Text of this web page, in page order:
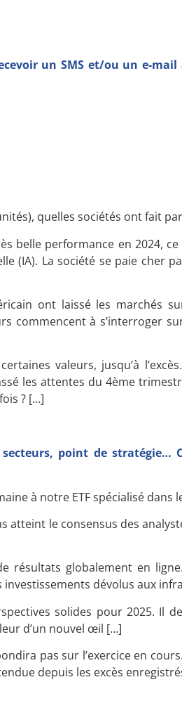
un SMS et/ou un e-
quelles sociétés ont fait
belle performance en 2024,
(IA). La société se paie cher
ont laissé les marchés
commencent à s’interroger
valeurs, jusqu’à
les attentes du 4ème
? […]
point de stratégie…
à notre ETF spécialisé
atteint le consensus des
résultats globalement en
dévolus aux
solides pour 2025. Il
d’un nouvel œil […]
pas sur l’exercice en
depuis les excès